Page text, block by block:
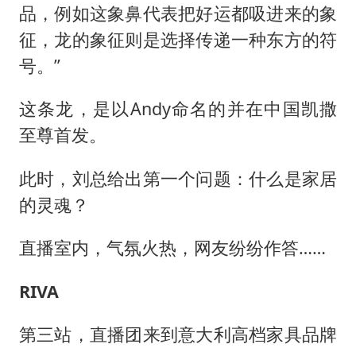
品，例如这象鼻代表把好运都吸进来的象
征，龙的象征则是选择传递一种东方的符
号。”
这条龙，是以Andy命名的并在中国凯撒
至尊首发。
此时，刘总给出第一个问题：什么是家居
的灵魂？
直播室内，气氛火热，网友纷纷作答……
RIVA
第三站，直播团来到意大利高档家具品牌